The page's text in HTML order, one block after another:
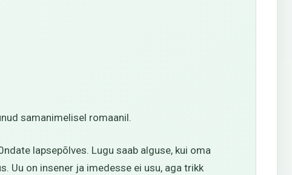
samanimelisel romaanil.
lapsepõlves. Lugu saab alguse, kui oma
Uu on insener ja imedesse ei usu, aga trikk